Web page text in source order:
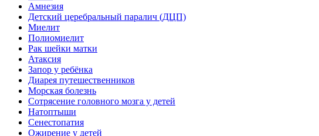
Амнезия
Детский церебральный паралич (ДЦП)
Миелит
Полиомиелит
Рак шейки матки
Атаксия
Запор у ребёнка
Диарея путешественников
Морская болезнь
Сотрясение головного мозга у детей
Натоптыши
Сенестопатия
Ожирение у детей